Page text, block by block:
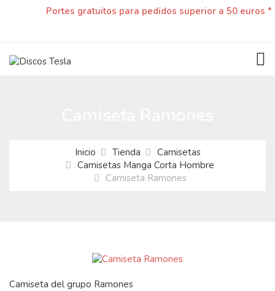
Portes gratuitos para pedidos superior a 50 euros *
Inicio Tienda
Camisetas
Camisetas Manga Corta Hombre
Camiseta Ramones
Camiseta del grupo Ramones